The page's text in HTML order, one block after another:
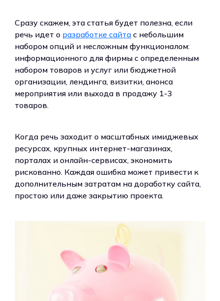
Сразу скажем, эта статья будет полезна, если
речь идет о разработке сайта с небольшим
набором опций и несложным функционалом:
информационного для фирмы с определенным
набором товаров и услуг или бюджетной
организации, лендинга, визитки, анонса
мероприятия или выхода в продажу 1-3
товаров.
Когда речь заходит о масштабных имиджевых
ресурсах, крупных интернет-магазинах,
порталах и онлайн-сервисах, экономить
рискованно. Каждая ошибка может привести к
дополнительным затратам на доработку сайта,
простою или даже закрытию проекта.